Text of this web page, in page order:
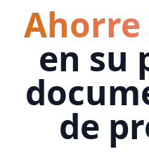
Ahorre
en su
de